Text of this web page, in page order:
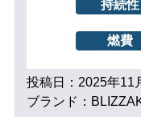
持続性
燃費
投稿日：2025年11
ブランド：